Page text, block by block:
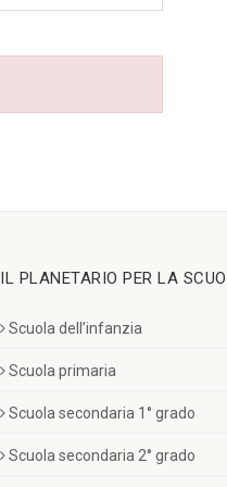
IL PLANETARIO PER LA
Scuola dell’infanzia
Scuola primaria
Scuola secondaria 1° grado
Scuola secondaria 2° grado